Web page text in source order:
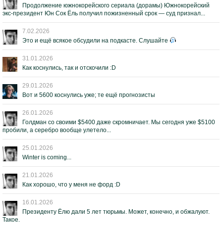
Продолжение южнокорейского сериала (дорамы) Южнокорейский
экс-президент Юн Сок Ёль получил пожизненный срок — суд признал...
7.02.2026
Это и ещё всякое обсудили на подкасте. Слушайте
31.01.2026
Как коснулись, так и отскочили :D
29.01.2026
Вот и 5600 коснулись уже; те ещё прогнозисты
26.01.2026
Голдман со своими $5400 даже скромничает. Мы сегодня уже $5100
пробили, а серебро вообще улетело...
25.01.2026
Winter is coming...
21.01.2026
Как хорошо, что у меня не форд :D
16.01.2026
Президенту Ёлю дали 5 лет тюрьмы. Может, конечно, и обжалуют.
Такое.